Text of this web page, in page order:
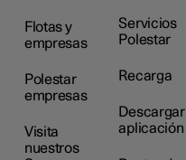
Flotas y
empresas
Polestar
empresas
Visita
nuestros
Servicios
Polestar
Recarga
Descargar
aplicación